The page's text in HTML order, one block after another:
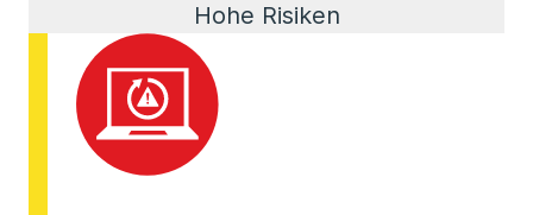
Hohe Risiken